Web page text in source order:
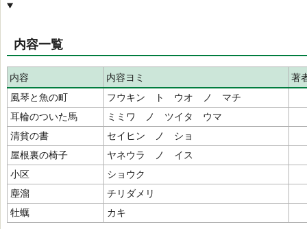
内容一覧
内容 内容ヨミ
著
風琴と魚の町
フウキン ト ウオ ノ マチ
耳輪のついた馬
ミミワ ノ ツイタ ウマ
清貧の書
セイヒン ノ ショ
屋根裏の椅子
ヤネウラ ノ イス
小区
ショウク
塵溜
チリダメリ
牡蠣
カキ